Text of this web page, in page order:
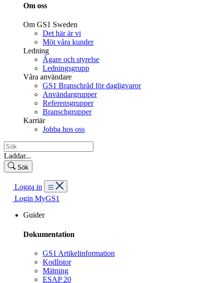
Om oss
Om GS1 Sweden
Det här är vi
Möt våra kunder
Ledning
Ägare och styrelse
Ledningsgrupp
Våra användare
GS1 Branschråd för dagligvaror
Användargrupper
Referensgrupper
Branschgrupper
Karriär
Jobba hos oss
Laddar...
Sök
Logga in
Login MyGS1
Guider
Dokumentation
GS1 Artikelinformation
Kodlistor
Mätning
ESAP 20